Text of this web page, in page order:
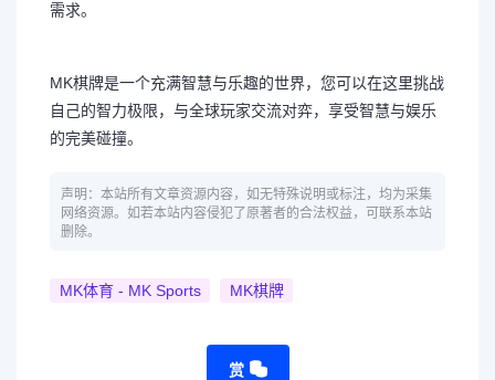
需求。
MK棋牌是一个充满智慧与乐趣的世界，您可以在这里挑战
自己的智力极限，与全球玩家交流对弈，享受智慧与娱乐
的完美碰撞。
声明：本站所有文章资源内容，如无特殊说明或标注，均为采集
网络资源。如若本站内容侵犯了原著者的合法权益，可联系本站
删除。
MK体育 - MK Sports MK棋牌
赏